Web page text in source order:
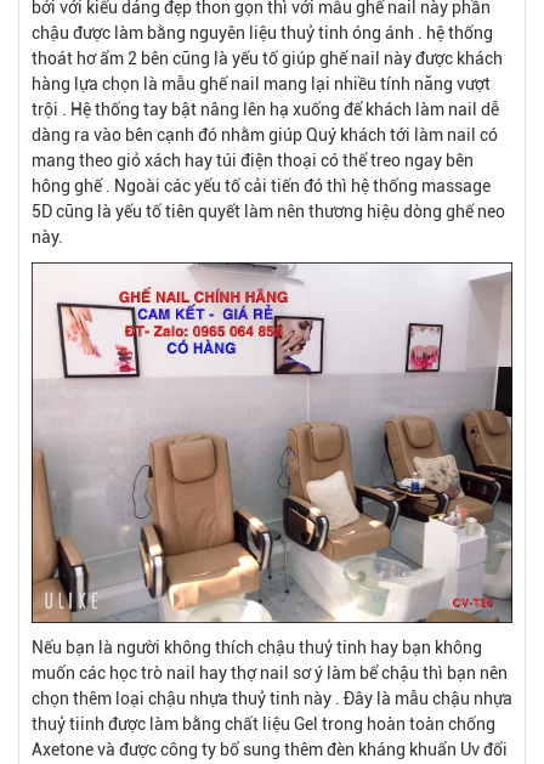
bởi với kiểu dáng đẹp thon gọn thì với mẫu ghế nail này phần
chậu được làm bằng nguyên liệu thuỷ tinh óng ánh . hệ thống
thoát hơ ẩm 2 bên cũng là yếu tố giúp ghế nail này được khách
hàng lựa chọn là mẫu ghế nail mang lại nhiều tính năng vượt
trội . Hệ thống tay bật nâng lên hạ xuống để khách làm nail dễ
dàng ra vào bên cạnh đó nhằm giúp Quý khách tới làm nail có
mang theo giỏ xách hay túi điện thoại có thể treo ngay bên
hông ghế . Ngoài các yếu tố cải tiến đó thì hệ thống massage
5D cũng là yếu tố tiên quyết làm nên thương hiệu dòng ghế neo
này.
Nếu bạn là người không thích chậu thuỷ tinh hay bạn không
muốn các học trò nail hay thợ nail sơ ý làm bể chậu thì bạn nên
chọn thêm loại chậu nhựa thuỷ tinh này . Đây là mẫu chậu nhựa
thuỷ tiinh được làm bằng chất liệu Gel trong hoàn toàn chống
Axetone và được công ty bổ sung thêm đèn kháng khuẩn Uv đổi